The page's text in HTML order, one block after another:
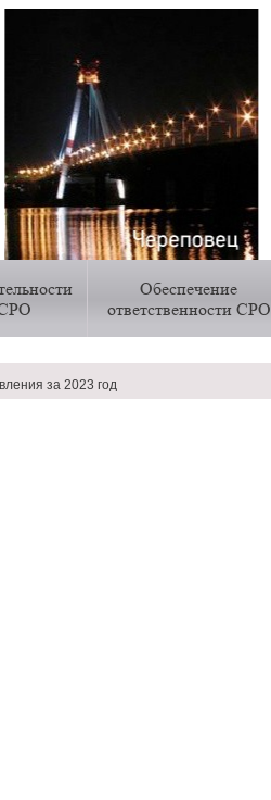
Обеспечение
ответственности СРО
за 2023 год